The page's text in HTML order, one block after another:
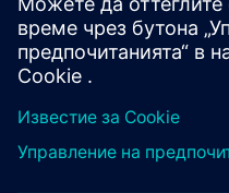
Евелин Заунер
Статус: 25 октомври 2024